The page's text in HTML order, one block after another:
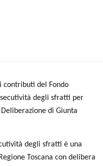
contributi del Fondo
degli sfratti per
di Giunta
degli sfratti è una
Toscana con delibera